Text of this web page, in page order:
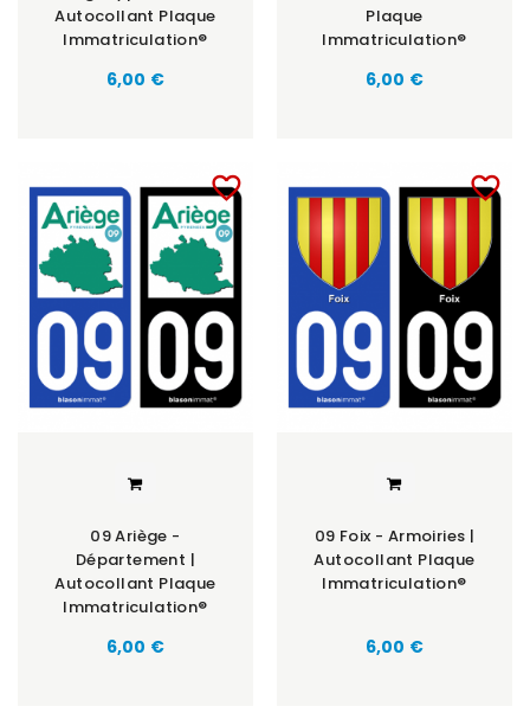
Autocollant Plaque
Immatriculation®
6,00 €
Plaque
Immatriculation®
6,00 €
favorite_border
09 Ariège -
Département |
Autocollant Plaque
Immatriculation®
6,00 €
favorite_border
09 Foix - Armoiries |
Autocollant Plaque
Immatriculation®
6,00 €